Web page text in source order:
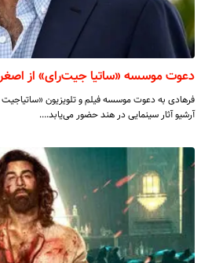
دعوت موسسه «ساتیا جیت‌رای» از
فرهادی به دعوت موسسه فیلم و تلویزیون
آرشیو آثار سینمایی در هند حضور می‌یابد.…